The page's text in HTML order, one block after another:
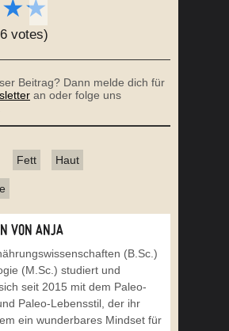
★★
votes)
Beitrag? Dann melde dich für
an oder folge uns
Fett Haut
VON ANJA
(B.Sc.)
(M.Sc.) studiert und
seit 2015 mit dem Paleo-
Paleo-Lebensstil, der ihr
ein wunderbares Mindset für